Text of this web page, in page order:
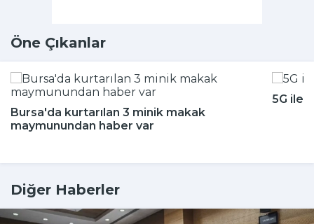
Öne Çıkanlar
Bursa'da kurtarılan 3 minik makak
maymunundan haber var
5G ile
Diğer Haberler